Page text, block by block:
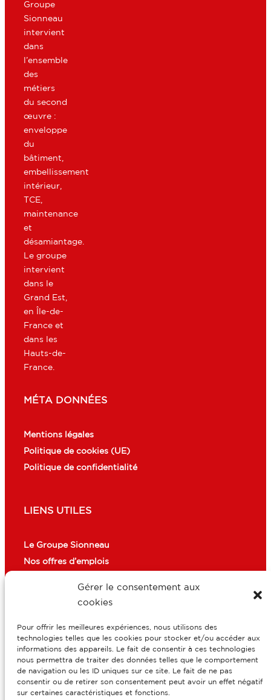
Gérer le consentement aux
cookies
Pour offrir les meilleures expériences, nous utilisons des
technologies telles que les cookies pour stocker et/ou accéder aux
informations des appareils. Le fait de consentir à ces technologies
nous permettra de traiter des données telles que le comportement
de navigation ou les ID uniques sur ce site. Le fait de ne pas
consentir ou de retirer son consentement peut avoir un effet négatif
sur certaines caractéristiques et fonctions.
Groupe
Sionneau
intervient
dans
l’ensemble
des
métiers
du second
œuvre :
enveloppe
du
bâtiment,
embellissement
intérieur,
TCE,
maintenance
et
désamiantage.
Le groupe
intervient
dans le
Grand Est,
en Île-de-
France et
dans les
Hauts-de-
France.
MÉTA DONNÉES
Mentions légales
Politique de cookies (UE)
Politique de confidentialité
LIENS UTILES
Le Groupe Sionneau
Nos offres d’emplois
3 impasse Edmond Rostand CS 40001
51736 Reims Cedex
secretariat@sionneau.fr
03 26 07 05 69